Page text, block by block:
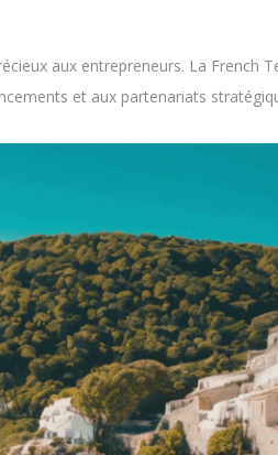
aux entrepreneurs. La French
et aux partenariats